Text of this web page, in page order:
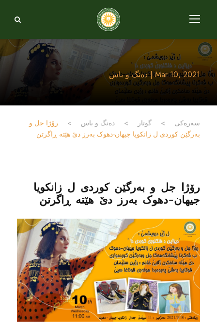
Mar 10, 2021 | دەنگ و باس
سەرەکی > گوتار > دەنگ و باس >
رۆژا جل و
بەرگێن کوردی ل زانکویا جیهان-دهوک بەرز دێ هێتە ڕاگرتن
رۆژا جل و بەرگێن کوردی ل زانکویا
جیهان-دهوک بەرز دێ هێتە ڕاگرتن